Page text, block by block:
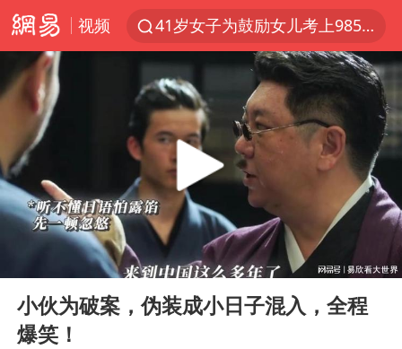
视频
41岁女子为鼓励女儿考上985研究生
美国退回1000亿美元关税
河南试行周五下午弹性离岗
李亚鹏向地铁吐血女孩捐99999元
要给全体职工“应休尽休”的底气
日本籍女网红在韩直播时自杀身亡
“天津之眼”摩天轮附近2人落水
Play
小伙为破案，伪装成小日子混入，全程
爆笑！